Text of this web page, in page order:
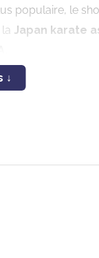
populaire, le
Japan karate
comme il